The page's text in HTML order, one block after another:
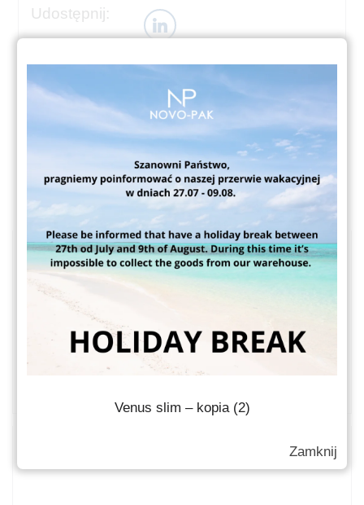
Udostępnij:
ZOBACZ TAKŻE
PCI DAYS za nami!
03.07.2026
Zamknij
Venus slim – kopia (2)